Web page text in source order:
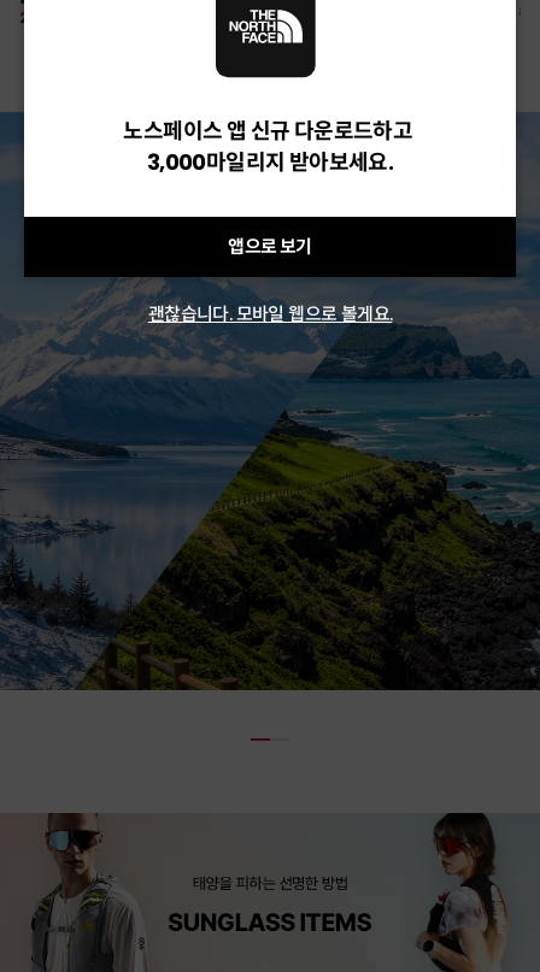
28% 67,500 원
10% 26,100 원
여름 탈출 원정대
노스페이스 앱 신규 다운로드하고
3,000마일리지 받아보세요.
앱으로 보기
괜찮습니다. 모바일 웹으로 볼게요.